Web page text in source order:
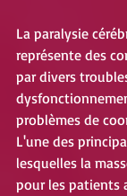
La paralysie
représente des
par divers
problèmes de
L'une des
lesquelles la
pour les patients